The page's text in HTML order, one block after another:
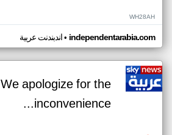
WH28AH
اندبندنت عربية• independentarabia.com
We apologize for the
inconvenience...